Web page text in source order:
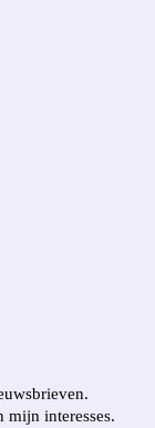
mijn interesses.